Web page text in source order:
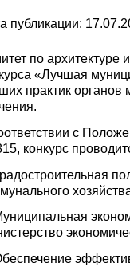
публикации:
по архитектуре
«Лучшая
практик
с
конкурс